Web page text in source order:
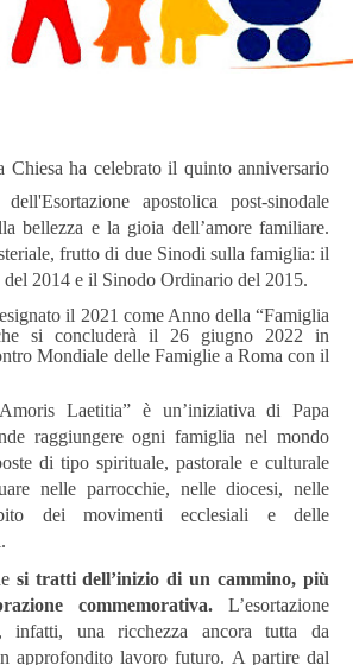
Chiesa ha celebrato il quinto anniversario
apostolica post-sinodale
bellezza e la gioia dell’amore familiare.
frutto di due Sinodi sulla famiglia: il
2014 e il Sinodo Ordinario del 2015.
il 2021 come Anno della “Famiglia
si concluderà il 26 giugno 2022 in
Mondiale delle Famiglie a Roma con il
Laetitia” è un’iniziativa di Papa
raggiungere ogni famiglia nel mondo
di tipo spirituale, pastorale e culturale
nelle parrocchie, nelle diocesi, nelle
dei movimenti ecclesiali e delle
si tratti dell’inizio di un cammino, più
commemorativa. L’esortazione
infatti, una ricchezza ancora tutta da
approfondito lavoro futuro. A partire dal